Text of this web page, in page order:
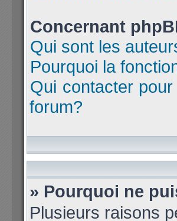
Concernant
Qui sont les
Pourquoi la
Qui contacter
forum?
» Pourquoi ne
Plusieurs raisons